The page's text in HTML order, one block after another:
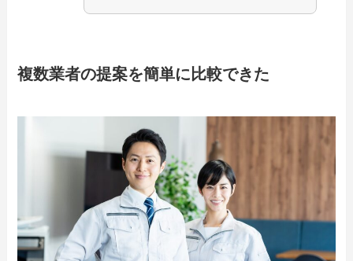
複数業者の提案を簡単に比較できた